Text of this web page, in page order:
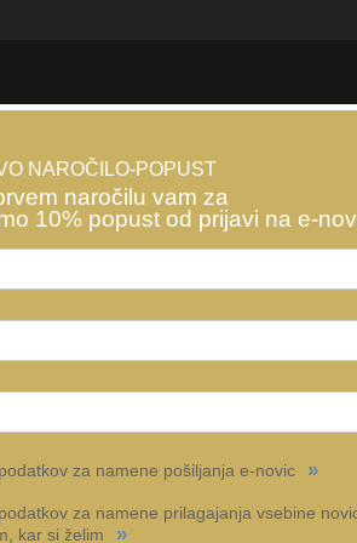
NAROČILO-POPUST
naročilu vam za
10% popust od prijavi na e-
za namene pošiljanja e-novic »
za namene prilagajanja vsebine
kar si želim
»